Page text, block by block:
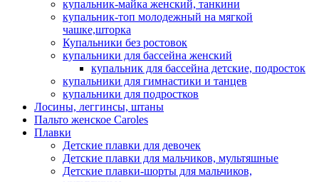
купальник-майка женский, танкини
купальник-топ молодежный на мягкой
чашке,шторка
Купальники без ростовок
купальники для бассейна женский
купальник для бассейна детские, подросток
купальники для гимнастики и танцев
купальники для подростков
Лосины, леггинсы, штаны
Пальто женское Caroles
Плавки
Детские плавки для девочек
Детские плавки для мальчиков, мультяшные
Детские плавки-шорты для мальчиков,